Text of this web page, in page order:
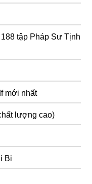
tập Pháp Sư Tịnh
mới nhất
lượng cao)
Bi